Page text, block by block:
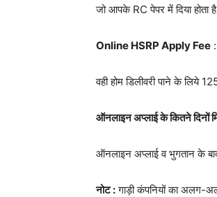
जो आपके RC पेपर में दिया होता
Online HSRP Apply Fee
वही होम डिलीवरी पाने के
ऑनलाइन अप्लाई के कितने दिनों
ऑनलाइन अप्लाई व भुगतान के
नोट :गाड़ी कंपनियों का अलग-